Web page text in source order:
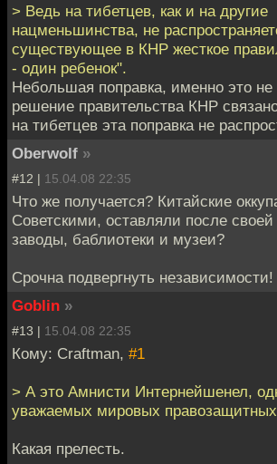
> Ведь на тибетцев, как и на другие
нацменьшинства, не
существующее в КНР жесткое
- один ребенок".
Небольшая поправка, именно это
решение правительства КНР
на тибетцев эта поправка не
Oberwolf »
#12 | 15.04.08 22:35
Что же получается? Китайские
Советскими, оставляли после своей
заводы, баблиотеки и музеи?
Срочна подвергнуть независимости!
Goblin »
#13 | 15.04.08 22:35
Кому: Craftman, #1
> А это Амнисти Интернейшенел,
уважаемых мировых правозащитных
Какая прелесть.